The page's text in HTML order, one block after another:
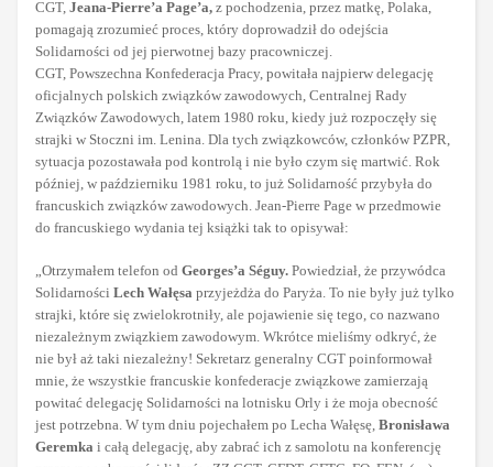
CGT, Jeana-Pierre’a Page’a, z pochodzenia, przez matkę, Polaka,
pomagają zrozumieć proces, który doprowadził do odejścia
Solidarności od jej pierwotnej bazy pracowniczej.
CGT, Powszechna Konfederacja Pracy, powitała najpierw delegację
oficjalnych polskich związków zawodowych, Centralnej Rady
Związków Zawodowych, latem 1980 roku, kiedy już rozpoczęły się
strajki w Stoczni im. Lenina. Dla tych związkowców, członków PZPR,
sytuacja pozostawała pod kontrolą i nie było czym się martwić. Rok
później, w październiku 1981 roku, to już Solidarność przybyła do
francuskich związków zawodowych. Jean-Pierre Page w przedmowie
do francuskiego wydania tej książki tak to opisywał:
„Otrzymałem telefon od Georges’a Séguy. Powiedział, że przywódca
Solidarności Lech Wałęsa przyjeżdża do Paryża. To nie były już tylko
strajki, które się zwielokrotniły, ale pojawienie się tego, co nazwano
niezależnym związkiem zawodowym. Wkrótce mieliśmy odkryć, że
nie był aż taki niezależny! Sekretarz generalny CGT poinformował
mnie, że wszystkie francuskie konfederacje związkowe zamierzają
powitać delegację Solidarności na lotnisku Orly i że moja obecność
jest potrzebna. W tym dniu pojechałem po Lecha Wałęsę, Bronisława
Geremka i całą delegację, aby zabrać ich z samolotu na konferencję